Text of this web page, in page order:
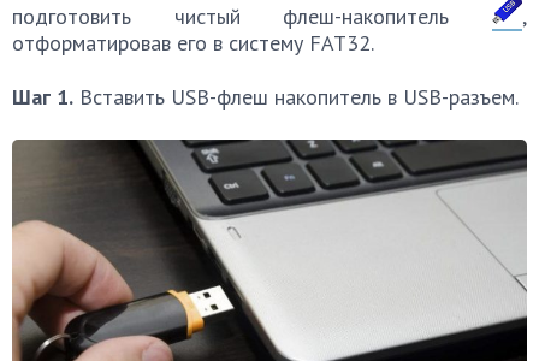
подготовить чистый флеш-накопитель
,
отформатировав его в систему FAT32.
Шаг 1. Вставить USB-флеш накопитель в USB-разъем.